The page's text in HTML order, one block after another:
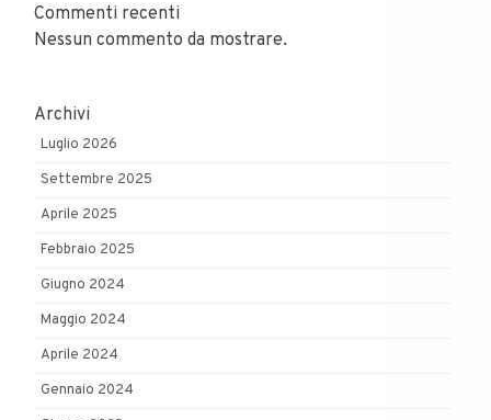
Commenti recenti
Nessun commento da mostrare.
Archivi
Luglio 2026
Settembre 2025
Aprile 2025
Febbraio 2025
Giugno 2024
Maggio 2024
Aprile 2024
Gennaio 2024